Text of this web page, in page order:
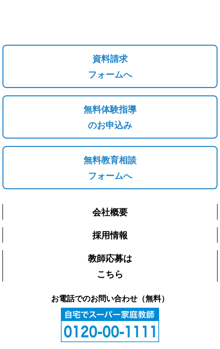
資料請求
フォームへ
無料体験指導
のお申込み
無料教育相談
フォームへ
会社概要
採用情報
教師応募は
こちら
お電話でのお問い合わせ（無料）